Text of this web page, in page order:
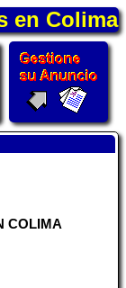
en Colima
COLIMA